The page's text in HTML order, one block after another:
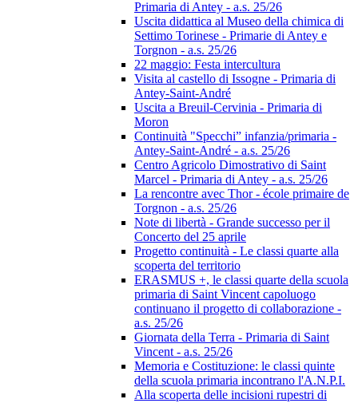
Primaria di Antey - a.s. 25/26
Uscita didattica al Museo della chimica di
Settimo Torinese - Primarie di Antey e
Torgnon - a.s. 25/26
22 maggio: Festa intercultura
Visita al castello di Issogne - Primaria di
Antey-Saint-André
Uscita a Breuil-Cervinia - Primaria di
Moron
Continuità "Specchi” infanzia/primaria -
Antey-Saint-André - a.s. 25/26
Centro Agricolo Dimostrativo di Saint
Marcel - Primaria di Antey - a.s. 25/26
La rencontre avec Thor - école primaire de
Torgnon - a.s. 25/26
Note di libertà - Grande successo per il
Concerto del 25 aprile
Progetto continuità - Le classi quarte alla
scoperta del territorio
ERASMUS +, le classi quarte della scuola
primaria di Saint Vincent capoluogo
continuano il progetto di collaborazione -
a.s. 25/26
Giornata della Terra - Primaria di Saint
Vincent - a.s. 25/26
Memoria e Costituzione: le classi quinte
della scuola primaria incontrano l'A.N.P.I.
Alla scoperta delle incisioni rupestri di